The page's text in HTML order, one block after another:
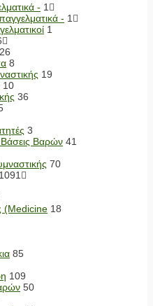
- 1
- 1
1
26
8
19
10
36
3
Βαρών 41
70
1091
(Medicine 18
85
109
50